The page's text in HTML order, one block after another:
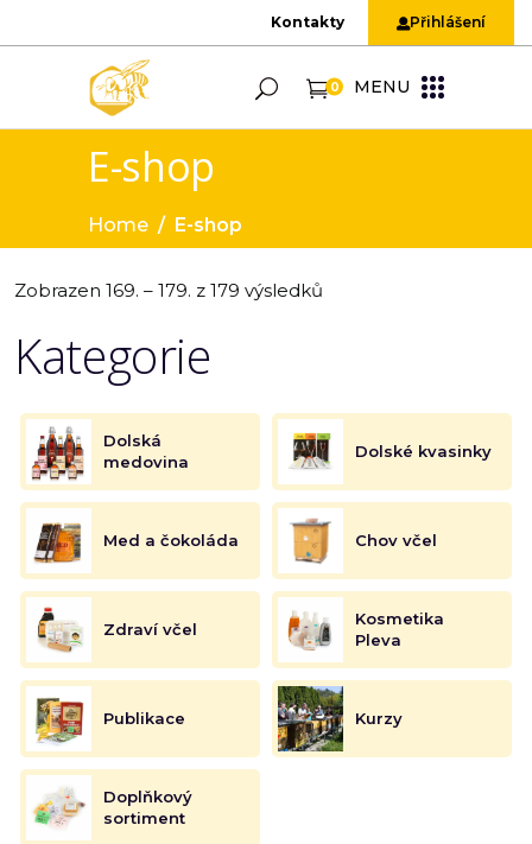
Kontakty Přihlášení
0 MENU
E-shop
Home / E-shop
Zobrazen 169. – 179. z 179 výsledků
Kategorie
Dolská
medovina
Dolské kvasinky
Med a čokoláda Chov včel
Zdraví včel
Kosmetika
Pleva
Publikace Kurzy
Doplňkový
sortiment